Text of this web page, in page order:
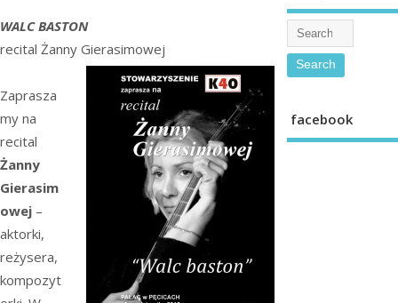
WALC BASTON
recital Żanny Gierasimowej
Zaprasza
my na
recital
Żanny
Gierasim
owej –
aktorki,
reżysera,
kompozyt
facebook